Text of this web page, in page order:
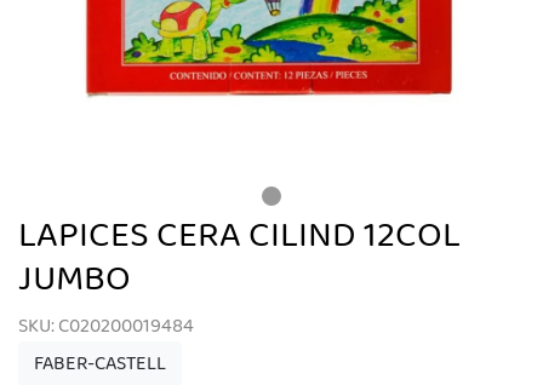
LAPICES CERA CILIND 12COL
JUMBO
SKU: C020200019484
FABER-CASTELL